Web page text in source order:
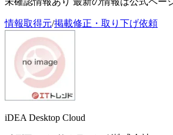
情報取得元/掲載修正・取り下げ依頼
iDEA Desktop Cloud